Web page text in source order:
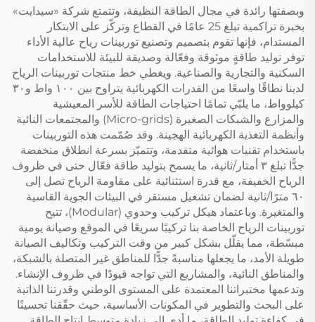
وبصفتها رائدة في مجال الطاقة النظيفة، وتتمتع شركة «سيدايت»
بخبرة تراكمية تبلغ 25 عامًا في القطاع وتركّز على الابتكار
المستدام، فإنها تقوم بتصميم وتصنيع توربينات رياح عالية الأداء
توفر توليد طاقةٍ موثوقة وفعّالة وصديقة للبيئة للاستخدامات
السكنية والتجارية والصناعية. ويغطي خط منتجات توربينات الرياح
لدينا نطاقًا واسعًا من القدرات الكهربائية يتراوح بين ١٠٠ واط و٣٠
كيلوواط، ما يلبّي تمامًا احتياجات الطاقة للأسر المعيشية
والمزارع والشبكات الصغيرة (Micro-grids) والمجتمعات النائية
وأنظمة التغذية الكهربائية الهجينة. وقد صُمّمت هذه التوربينات
باستخدام تقنيات هوائية متقدمة، وتتميّز بسرعة انطلاق منخفضة
جدًّا تبلغ ٣ أمتار/ثانية، ما يسمح بتوليد طاقة فعّال حتى في ظروف
الرياح الخفيفة، مع قدرة استثنائية على مقاومة الرياح تصل إلى
٦٠ مترًا/ثانية لضمان تشغيل مستقر في البيئات الجوية القاسية
والمتغيرة. وباعتماد هيكل تركيب وحدوي (Modular)، تتيح
توربينات الرياح الخاصة بنا تركيبًا سريعًا في الموقع وصيانة يومية
مبسّطة، مما يقلّل بشكل كبير من وقت التركيب وتكاليف الصيانة
طويلة الأمد، ما يجعلها مناسبةً جدًّا للمناطق غير المتصلة بالشبكة،
والمناطق النائية، والمشاريع التي تواجه قيودًا في ظروف الإنشاء.
وتدعمها مختبراتنا المعتمدة على المستوى الوطني وقدرتنا الذاتية
على البحث والتطوير في المكونات الأساسية، حيث حقّقنا تحسينًا